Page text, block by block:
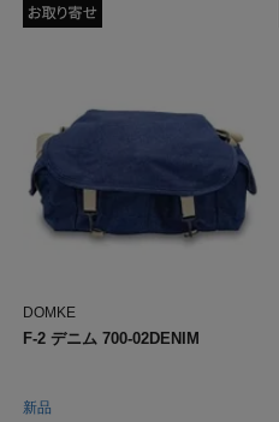
新品
DOMKE
F-2 デニム 700-02DENIM